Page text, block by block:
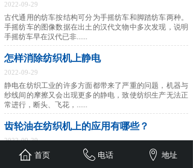
2022-09-29
古代通用的纺车按结构可分为手摇纺车和脚踏纺车两种。
手摇纺车的图像数据在出土的汉代文物中多次发现，说明
手摇纺车早在汉代已非......
怎样消除纺织机上静电
2022-09-29
静电在纺织工业的许多方面都带来了严重的问题，机器与
纱线间的摩擦又会出现更多的静电，致使纺织生产无法正
常进行，断头、飞花，......
齿轮油在纺织机上的应用有哪些？
2022-09-29
轮油在纺织机上的应用有哪些？从开口、引纬、打纬、卷
曲、送经等机构到机架、起动、保护、制动等。纺织印染
首页 电话 地址